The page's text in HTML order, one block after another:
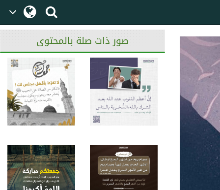
صور ذات صلة بالمحتوى